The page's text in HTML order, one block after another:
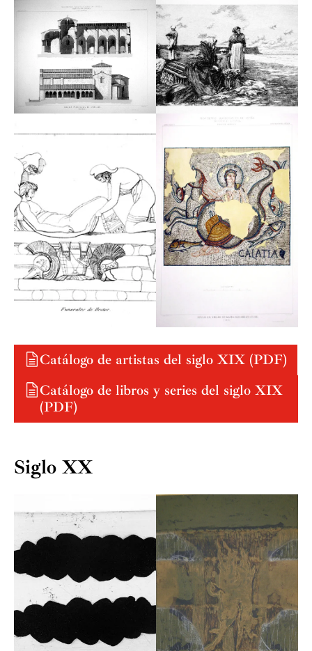
Catálogo de artistas del siglo XIX (PDF)
Catálogo de libros y series del siglo XIX
(PDF)
Siglo XX